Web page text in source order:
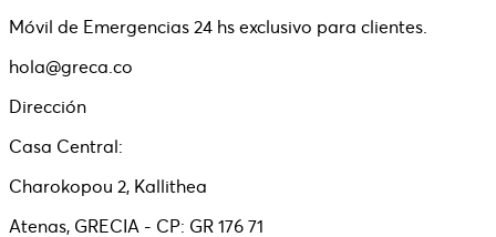
Móvil de Emergencias 24 hs exclusivo para clientes.
hola@greca.co
Dirección
Casa Central:
Charokopou 2, Kallithea
Atenas, GRECIA - CP: GR 176 71